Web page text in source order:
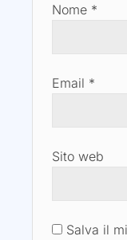
Nome *
Email *
Sito web
Salva il